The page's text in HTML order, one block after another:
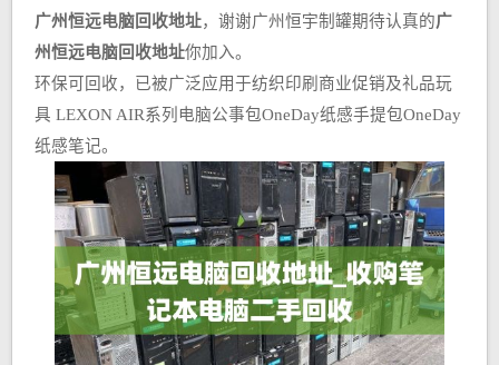
广州恒远电脑回收地址，谢谢广州恒宇制罐期待认真的广
州恒远电脑回收地址你加入。
环保可回收，已被广泛应用于纺织印刷商业促销及礼品玩
具 LEXON AIR系列电脑公事包OneDay纸感手提包OneDay
纸感笔记。